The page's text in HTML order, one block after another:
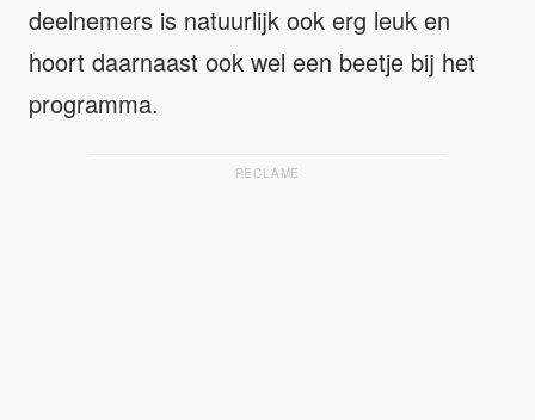
deelnemers is natuurlijk ook erg leuk en
hoort daarnaast ook wel een beetje bij het
programma.
RECLAME